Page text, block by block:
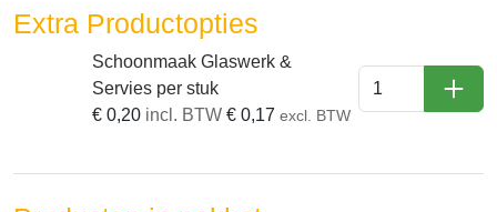
Extra Productopties
Schoonmaak Glaswerk &
Servies per stuk
€ 0,20 incl. BTW€ 0,17 excl. BTW
In